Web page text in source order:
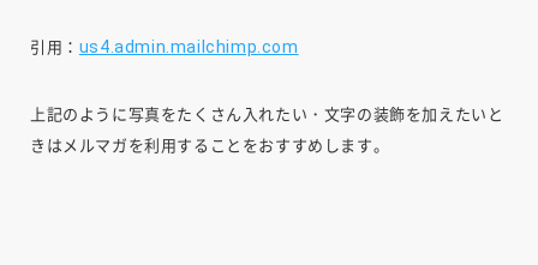
引用： us4.admin.mailchimp.com
上記のように写真をたくさん入れたい・文字の装飾を加えたいと
きはメルマガを利用することをおすすめします。